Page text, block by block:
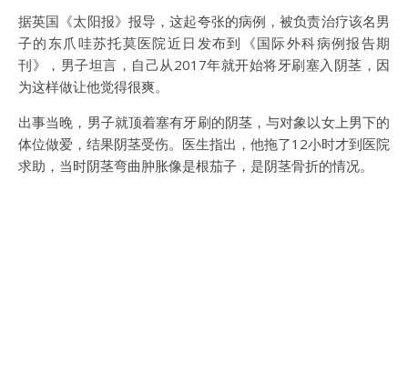
据英国《太阳报》报导，这起夸张的病例，被负责治疗该名男
子的东爪哇苏托莫医院近日发布到《国际外科病例报告期
刊》，男子坦言，自己从2017年就开始将牙刷塞入阴茎，因
为这样做让他觉得很爽。
出事当晚，男子就顶着塞有牙刷的阴茎，与对象以女上男下的
体位做爱，结果阴茎受伤。医生指出，他拖了12小时才到医院
求助，当时阴茎弯曲肿胀像是根茄子，是阴茎骨折的情况。